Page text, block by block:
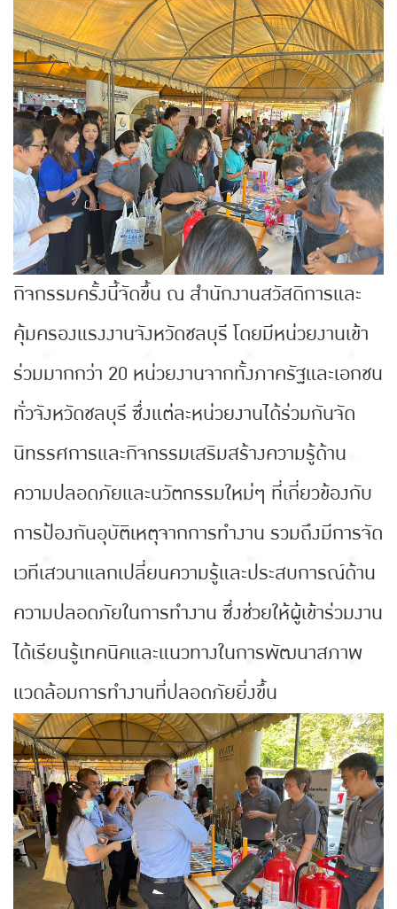
กิจกรรมครั้งนี้จัดขึ้น ณ สำนักงานสวัสดิการและ
คุ้มครองแรงงานจังหวัดชลบุรี โดยมีหน่วยงานเข้า
ร่วมมากกว่า 20 หน่วยงานจากทั้งภาครัฐและเอกชน
ทั่วจังหวัดชลบุรี ซึ่งแต่ละหน่วยงานได้ร่วมกันจัด
นิทรรศการและกิจกรรมเสริมสร้างความรู้ด้าน
ความปลอดภัยและนวัตกรรมใหม่ๆ ที่เกี่ยวข้องกับ
การป้องกันอุบัติเหตุจากการทำงาน รวมถึงมีการจัด
เวทีเสวนาแลกเปลี่ยนความรู้และประสบการณ์ด้าน
ความปลอดภัยในการทำงาน ซึ่งช่วยให้ผู้เข้าร่วมงาน
ได้เรียนรู้เทคนิคและแนวทางในการพัฒนาสภาพ
แวดล้อมการทำงานที่ปลอดภัยยิ่งขึ้น